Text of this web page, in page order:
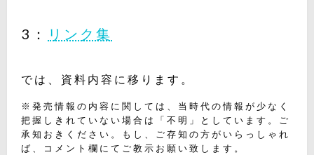
3： リンク集
では、資料内容に移ります。
※発売情報の内容に関しては、当時代の情報が少なく
把握しきれていない場合は「不明」としています。ご
承知おきください。もし、ご存知の方がいらっしゃれ
ば、コメント欄にてご教示お願い致します。